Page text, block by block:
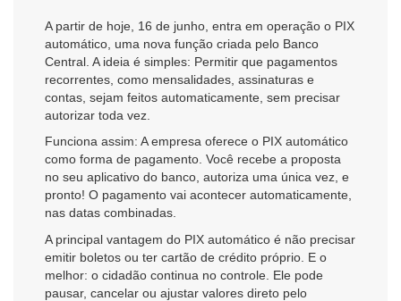
A partir de hoje, 16 de junho, entra em operação o PIX
automático, uma nova função criada pelo Banco
Central. A ideia é simples: Permitir que pagamentos
recorrentes, como mensalidades, assinaturas e
contas, sejam feitos automaticamente, sem precisar
autorizar toda vez.
Funciona assim: A empresa oferece o PIX automático
como forma de pagamento. Você recebe a proposta
no seu aplicativo do banco, autoriza uma única vez, e
pronto! O pagamento vai acontecer automaticamente,
nas datas combinadas.
A principal vantagem do PIX automático é não precisar
emitir boletos ou ter cartão de crédito próprio. E o
melhor: o cidadão continua no controle. Ele pode
pausar, cancelar ou ajustar valores direto pelo